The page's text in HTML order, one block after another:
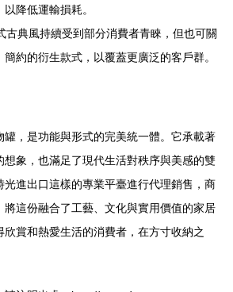
降低運輸損耗。
古典風持續受到部分消費者青睞，但也可關
約的衍生款式，以覆蓋更廣泛的客戶群。
罐，是功能與形式的完美統一體。它承載著
想象，也滿足了現代生活對秩序與美感的雙
光進出口這樣的專業平臺進行代理銷售，商
將這份融合了工藝、文化與實用價值的家居
賞和熱愛生活的消費者，在方寸收納之